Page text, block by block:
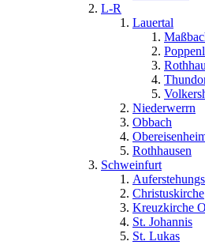
L-R
Lauertal
Niederwerrn
Obbach
Rothhausen
Schweinfurt
Christuskirche
Kreuzkirche
St. Johannis
St. Lukas